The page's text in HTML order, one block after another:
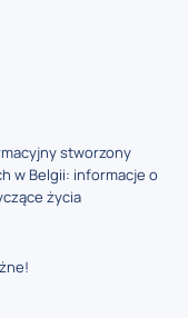
stworzony
w Belgii: informacje o
życia